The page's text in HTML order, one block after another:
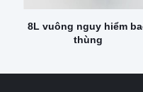
8L vuông nguy hiểm
thùng